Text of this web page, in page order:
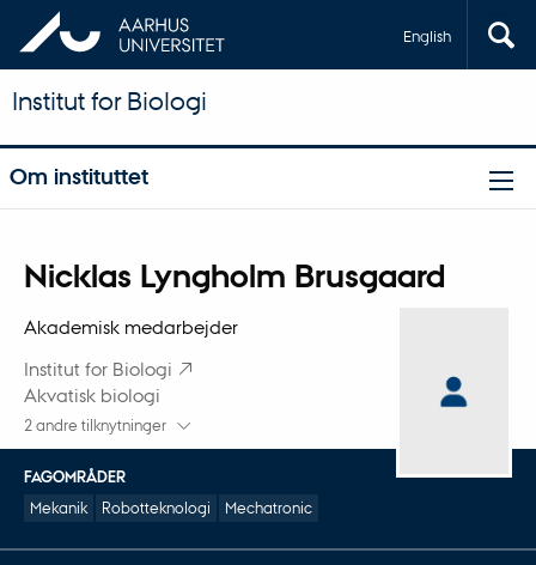
English
Institut for Biologi
Om instituttet
Nicklas Lyngholm Brusgaard
Titel
Akademisk medarbejder
Institut for Biologi
Akvatisk biologi
2 andre tilknytninger
FAGOMRÅDER
Mekanik
Robotteknologi Mechatronic